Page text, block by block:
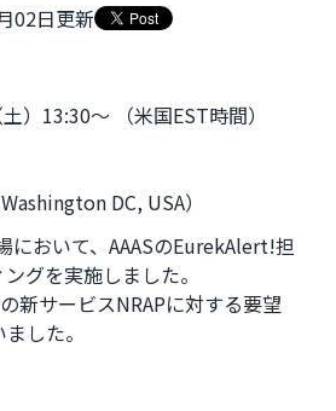
02日更新
）13:30～ （米国EST時間）
DC, USA）
において、AAASのEurekAlert!担
グを実施しました。
新サービスNRAPに対する要望
した。